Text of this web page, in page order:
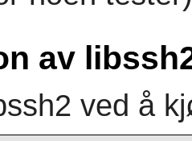
av
ved å